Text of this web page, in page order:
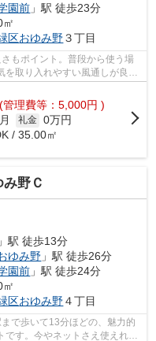
園前 」駅 徒歩23分
区おゆみ野３丁目
もポイント。普段から使う場
取り入れやすい風通しが良好
(管理費等：5,000円 )
礼金 0万円
/ 35.00㎡
野Ｃ
」駅 徒歩13分
ゆみ野 」駅 徒歩26分
園前 」駅 徒歩24分
区おゆみ野４丁目
で歩いて13分ほどの、魅力的
です。今やネットさえ使えれば